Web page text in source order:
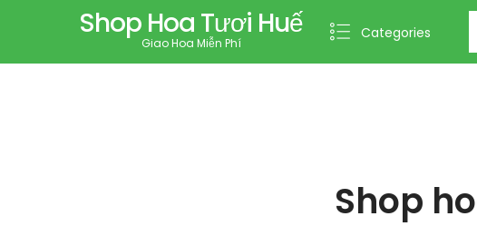
Shop Hoa Tươi Huế
Giao Hoa Miễn Phí
Categories
Shop